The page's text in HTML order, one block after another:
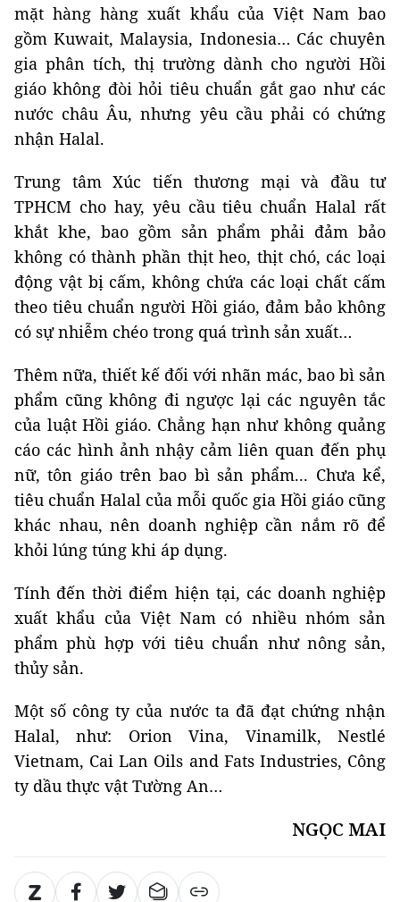
mặt hàng hàng xuất khẩu của Việt Nam bao
gồm Kuwait, Malaysia, Indonesia… Các chuyên
gia phân tích, thị trường dành cho người Hồi
giáo không đòi hỏi tiêu chuẩn gắt gao như các
nước châu Âu, nhưng yêu cầu phải có chứng
nhận Halal.
Trung tâm Xúc tiến thương mại và đầu tư
TPHCM cho hay, yêu cầu tiêu chuẩn Halal rất
khắt khe, bao gồm sản phẩm phải đảm bảo
không có thành phần thịt heo, thịt chó, các loại
động vật bị cấm, không chứa các loại chất cấm
theo tiêu chuẩn người Hồi giáo, đảm bảo không
có sự nhiễm chéo trong quá trình sản xuất…
Thêm nữa, thiết kế đối với nhãn mác, bao bì sản
phẩm cũng không đi ngược lại các nguyên tắc
của luật Hồi giáo. Chẳng hạn như không quảng
cáo các hình ảnh nhậy cảm liên quan đến phụ
nữ, tôn giáo trên bao bì sản phẩm... Chưa kể,
tiêu chuẩn Halal của mỗi quốc gia Hồi giáo cũng
khác nhau, nên doanh nghiệp cần nắm rõ để
khỏi lúng túng khi áp dụng.
Tính đến thời điểm hiện tại, các doanh nghiệp
xuất khẩu của Việt Nam có nhiều nhóm sản
phẩm phù hợp với tiêu chuẩn như nông sản,
thủy sản.
Một số công ty của nước ta đã đạt chứng nhận
Halal, như: Orion Vina, Vinamilk, Nestlé
Vietnam, Cai Lan Oils and Fats Industries, Công
ty dầu thực vật Tường An…
NGỌC MAI